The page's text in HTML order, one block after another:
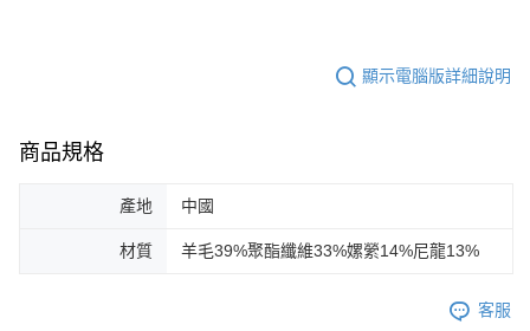
顯示電腦版詳細說明
商品規格
產地 中國
材質 羊毛39%聚酯纖維33%嫘縈14%尼龍13%
客服